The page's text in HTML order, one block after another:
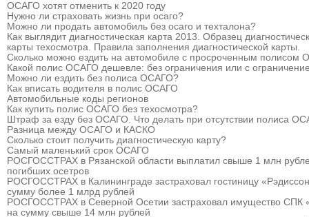
ОСАГО хотят отменить к 2020 году
Нужно ли страховать жизнь при осаго?
Можно ли продать автомобиль без осаго и техталона?
Как выглядит диагностическая карта 2013. Образец
карты техосмотра. Правила заполнения диагностической карты.
Сколько можно ездить на автомобиле с просроченным полисом
Какой полис ОСАГО дешевле: без ограничения или с
Можно ли ездить без полиса ОСАГО?
Как вписать водителя в полис ОСАГО
Автомобильные коды регионов
Как купить полис ОСАГО без техосмотра?
Штраф за езду без ОСАГО. Что делать при отсутствии полиса
Разница между ОСАГО и КАСКО
Сколько стоит получить диагностическую карту?
Самый маленький срок ОСАГО
РОСГОССТРАХ в Рязанской области выплатил свыше 1 млн
погибших осетров
РОСГОССТРАХ в Калининграде застраховал гостиницу
сумму более 1 млрд рублей
РОСГОССТРАХ в Северной Осетии застраховал имущество СПК
на сумму свыше 14 млн рублей